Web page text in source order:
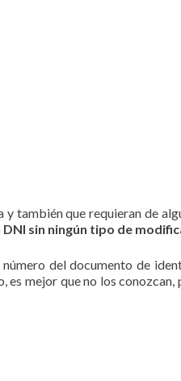
también que requieran de
sin ningún tipo de
del documento de
es mejor que no los